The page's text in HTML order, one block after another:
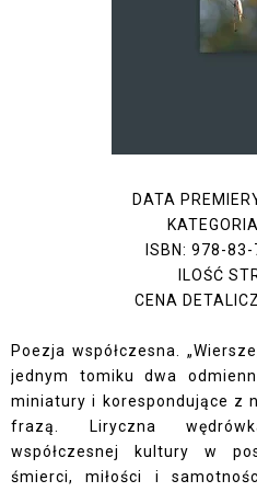
DATA
ISBN: 978-
ILOŚĆ
CENA
Poezja współczesna.
jednym tomiku dwa
miniatury i korespondujące z
frazą. Liryczna
współczesnej kultury w
śmierci, miłości i